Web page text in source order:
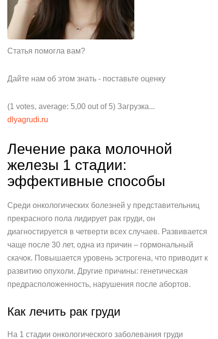
Статья помогла вам?
Дайте нам об этом знать - поставьте оценку
(1 votes, average: 5,00 out of 5) Загрузка...
dlyagrudi.ru
Лечение рака молочной
железы 1 стадии:
эффективные способы
Среди онкологических болезней у представительниц
прекрасного пола лидирует рак груди, он
диагностируется в четверти всех случаев. Развивается
чаще после 30 лет, одна из причин – гормональный
скачок. Повышается уровень эстрогена, что приводит к
развитию опухоли. Другие причины: генетическая
предрасположенность, нарушения после абортов.
Как лечить рак груди
На 1 стадии онкологического заболевания груди